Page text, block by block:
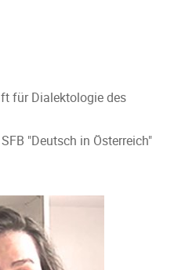
für Dialektologie des
"Deutsch in Österreich"